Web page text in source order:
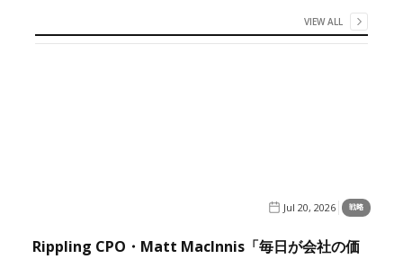
VIEW ALL
Jul 20, 2026 戦略
Rippling CPO・Matt MacInnis「毎日が会社の価